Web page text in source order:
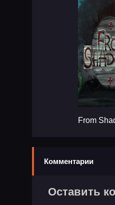
From
Комментарии
Оставить